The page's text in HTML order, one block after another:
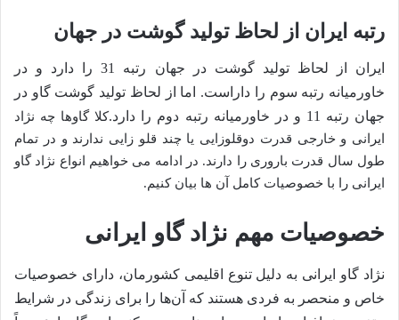
رتبه ایران از لحاظ تولید گوشت در جهان
ایران از لحاظ تولید گوشت در جهان رتبه 31 را دارد و در
خاورمیانه رتبه سوم را داراست. اما از لحاظ تولید گوشت گاو در
جهان رتبه 11 و در خاورمیانه رتبه دوم را دارد.
کلا گاوها چه نژاد
ایرانی و خارجی قدرت دوقلوزایی یا چند قلو زایی ندارند و در تمام
طول سال قدرت باروری را دارند. در ادامه می خواهیم انواع نژاد گاو
ایرانی را با خصوصیات کامل آن ها بیان کنیم.
خصوصیات مهم نژاد گاو ایرانی
نژاد گاو ایرانی به دلیل تنوع اقلیمی کشورمان، دارای خصوصیات
خاص و منحصر به فردی هستند که آن‌ها را برای زندگی در شرایط